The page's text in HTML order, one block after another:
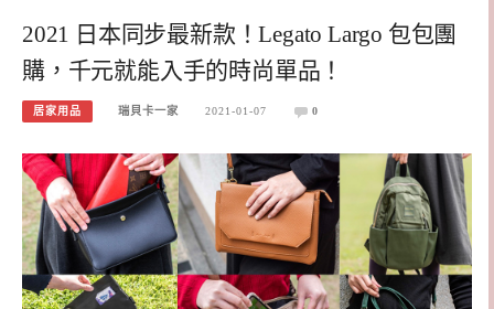
2021 日本同步最新款！Legato Largo 包包團
購，千元就能入手的時尚單品！
居家用品 瑞貝卡一家 2021-01-07 0